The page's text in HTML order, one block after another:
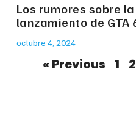
Los rumores sobre
lanzamiento de
octubre 4, 2024
« Previous 1 2